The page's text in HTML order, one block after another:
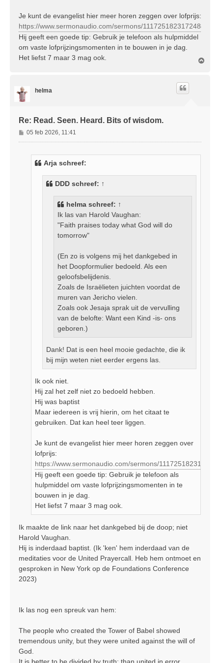
Je kunt de evangelist hier meer horen zeggen over lofprijs:
https://www.sermonaudio.com/sermons/1117251823172488
Hij geeft een goede tip: Gebruik je telefoon als hulpmiddel
om vaste lofprijzingsmomenten in te bouwen in je dag.
Het liefst 7 maar 3 mag ook.
helma
Re: Read. Seen. Heard. Bits of wisdom.
B
e
05 feb 2026, 11:41
Arja schreef:
DDD schreef: ↑
helma schreef: ↑
Ik las van Harold Vaughan:
"Faith praises today what God will do
tomorrow"
(En zo is volgens mij het dankgebed in
het Doopformulier bedoeld. Als een
geloofsbelijdenis.
Zoals de Israëlieten juichten voordat de
muren van Jericho vielen.
Zoals ook Jesaja sprak uit de vervulling
van de belofte: Want een Kind -is- ons
geboren.)
Dank! Dat is een heel mooie gedachte, die ik
bij mijn weten niet eerder ergens las.
Ik ook niet.
Hij zal het zelf niet zo bedoeld hebben.
Hij was baptist
Maar iedereen is vrij hierin, om het citaat te
gebruiken. Dat kan heel teer liggen.
Je kunt de evangelist hier meer horen zeggen over
lofprijs:
https://www.sermonaudio.com/sermons/
Hij geeft een goede tip: Gebruik je telefoon als
hulpmiddel om vaste lofprijzingsmomenten in te
bouwen in je dag.
Het liefst 7 maar 3 mag ook.
Ik maakte de link naar het dankgebed bij de doop; niet
Harold Vaughan.
Hij is inderdaad baptist. (Ik 'ken' hem inderdaad van de
meditaties voor de United Prayercall. Heb hem ontmoet en
gesproken in New York op de Foundations Conference
2023)
Ik las nog een spreuk van hem:
The people who created the Tower of Babel showed
tremendous unity, but they were united against the will of
God.
It is better to be divided by truth; than united in error.